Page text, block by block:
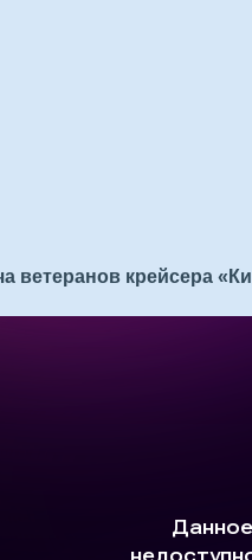
ветеранов крейсера